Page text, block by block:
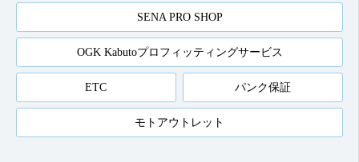
SENA PRO SHOP
OGK Kabutoプロフィッティングサービス
ETC パンク保証
モトアウトレット